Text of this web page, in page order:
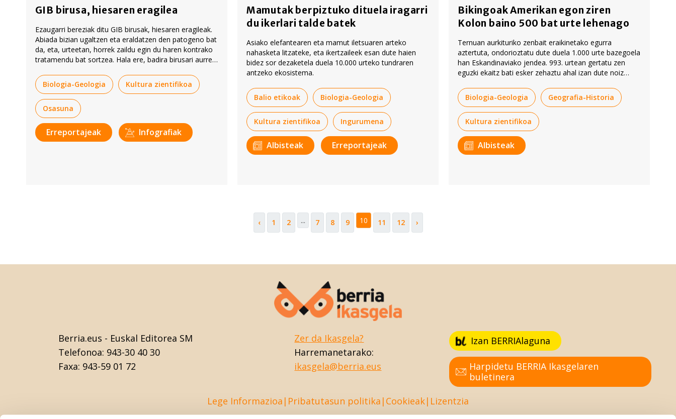
GIB birusa, hiesaren eragilea
Ezaugarri bereziak ditu GIB birusak, hiesaren eragileak.
Abiada bizian ugaltzen eta eraldatzen den patogeno bat
da, eta, urteetan, horrek zaildu egin du haren kontrako
tratamendu bat sortzea. Hala ere, badira birusari aurre
ere. Gaur-gaurkoz, sendatu ezinezko gaitza da hiesa.
Biologia-Geologia Kultura zientifikoa
Osasuna
Erreportajeak Infografiak
Mamutak berpiztuko dituela iragarri
du ikerlari talde batek
Asiako elefantearen eta mamut iletsuaren arteko
nahasketa litzateke, eta ikertzaileek esan dute haien
bidez sor dezaketela duela 10.000 urteko tundraren
antzeko ekosistema.
Balio etikoak Biologia-Geologia
Kultura zientifikoa Ingurumena
Albisteak Erreportajeak
Bikingoak Amerikan egon ziren
Kolon baino 500 bat urte lehenago
Ternuan aurkituriko zenbait eraikinetako egurra
aztertuta, ondorioztatu dute duela 1.000 urte bazegoela
han Eskandinaviako jendea. 993. urtean gertatu zen
eguzki ekaitz bati esker zehaztu ahal izan dute noiz
Biologia-Geologia
Geografia-Historia
Kultura zientifikoa
Albisteak
‹ 1 2 ... 7 8 9 10 11 12 ›
Berria.eus - Euskal Editorea SM
Telefonoa: 943-30 40 30
Faxa: 943-59 01 72
Zer da Ikasgela?
Harremanetarako:
ikasgela@berria.eus
Izan BERRIAlaguna
Harpidetu BERRIA Ikasgelaren
buletinera
Lege Informazioa Pribatutasun politika Cookieak Lizentzia